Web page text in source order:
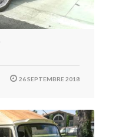
26 SEPTEMBRE 2018